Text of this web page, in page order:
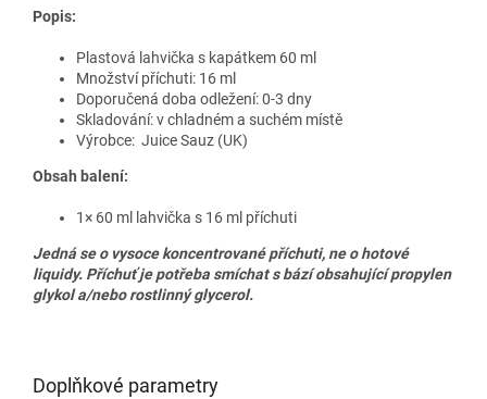
Popis:
Plastová lahvička s kapátkem 60 ml
Množství příchuti: 16 ml
Doporučená doba odležení: 0-3 dny
Skladování: v chladném a suchém místě
Výrobce: Juice Sauz (UK)
Obsah balení:
1× 60 ml lahvička s 16 ml příchuti
Jedná se o vysoce koncentrované příchuti, ne o hotové
liquidy. Příchuť je potřeba smíchat s bází obsahující propylen
glykol a/nebo rostlinný glycerol.
Doplňkové parametry